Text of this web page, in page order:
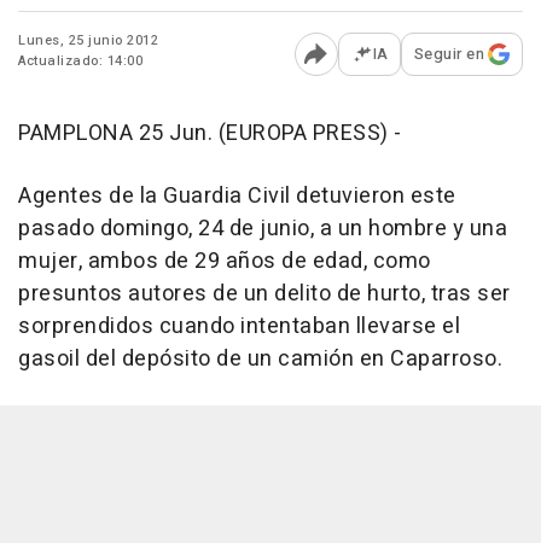
Lunes, 25 junio 2012
Actualizado: 14:00
Abrir opciones para
IA Seguir en
PAMPLONA 25 Jun. (EUROPA PRESS) -
Agentes de la Guardia Civil detuvieron este
pasado domingo, 24 de junio, a un hombre y una
mujer, ambos de 29 años de edad, como
presuntos autores de un delito de hurto, tras ser
sorprendidos cuando intentaban llevarse el
gasoil del depósito de un camión en Caparroso.